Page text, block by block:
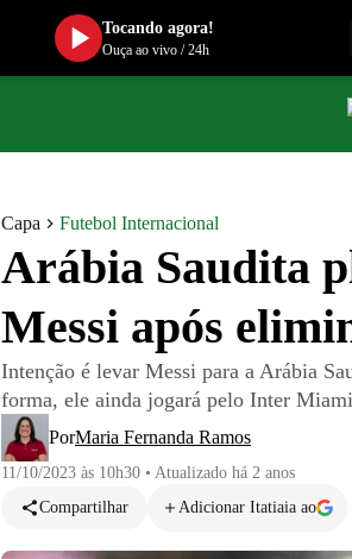
Capa Futebol Internacional
Arábia Saudita
Messi após
Intenção é levar Messi para a Arábia
forma, ele ainda jogará pelo Inter
PorMaria Fernanda Ramos
11/10/2023 às 10h30 • Atualizado há 2 anos
Compartilhar
Adicionar Itatiaia ao
Tocando agora!
Ouça ao vivo/24h